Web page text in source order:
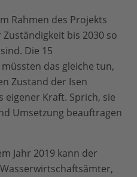
Rahmen des Projekts
Zuständigkeit bis 2030 so
Die 15
das gleiche tun,
Zustand der Isen
eigener Kraft. Sprich, sie
Umsetzung beauftragen
Jahr 2019 kann der